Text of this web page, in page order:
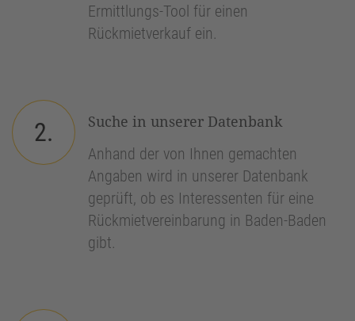
Ermittlungs-Tool für einen
Rückmietverkauf ein.
2.
Suche in unserer Datenbank
Anhand der von Ihnen gemachten
Angaben wird in unserer Datenbank
geprüft, ob es Interessenten für eine
Rückmietvereinbarung in Baden-Baden
gibt.